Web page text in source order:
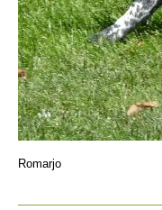
Romarjo